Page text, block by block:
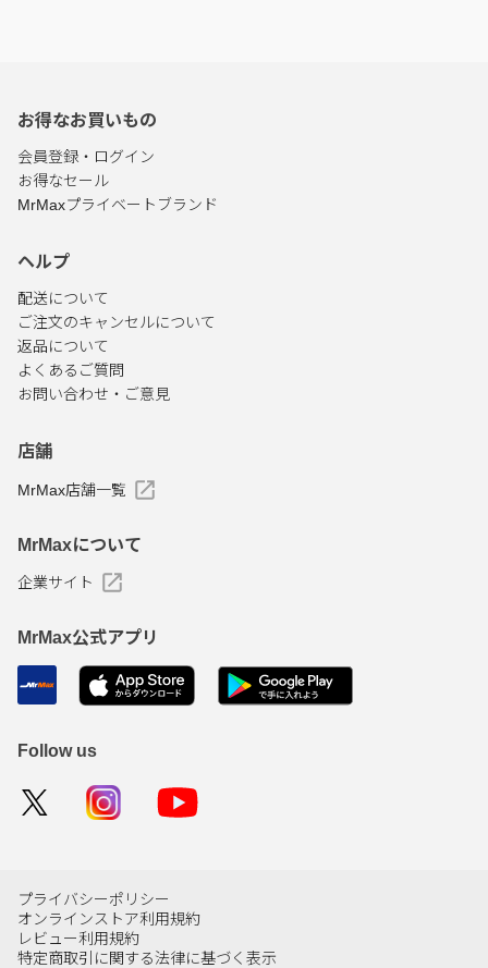
お得なお買いもの
会員登録・ログイン
お得なセール
MrMaxプライベートブランド
ヘルプ
配送について
ご注文のキャンセルについて
返品について
よくあるご質問
お問い合わせ・ご意見
店舗
MrMax店舗一覧
MrMaxについて
企業サイト
MrMax公式アプリ
Follow us
プライバシーポリシー
オンラインストア利用規約
レビュー利用規約
特定商取引に関する法律に基づく表示